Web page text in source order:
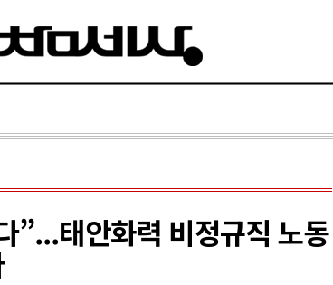
”...태안화력 비정규직 노동